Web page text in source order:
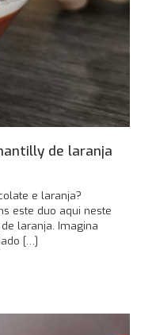
de laranja
e laranja?
este duo aqui neste
laranja. Imagina
[…]